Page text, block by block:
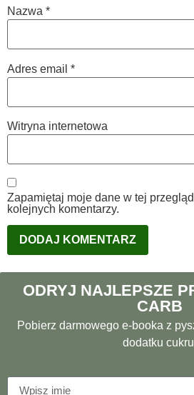
Nazwa *
Adres email *
Witryna internetowa
Zapamiętaj moje dane w tej
kolejnych komentarzy.
ODRYJ NAJLEPSZE
CARB
Pobierz darmowego e-booka z
dodatku